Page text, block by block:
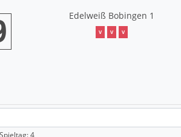
Edelweiß Bobingen 1
V V V
Spieltag: 4